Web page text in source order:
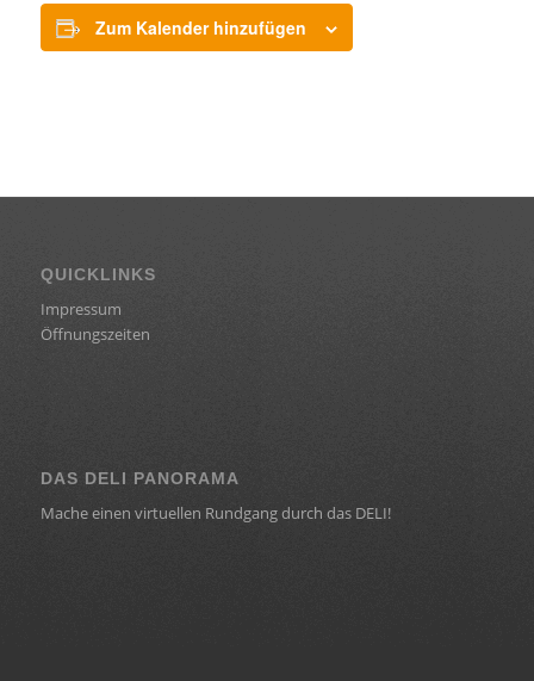
Zum Kalender hinzufügen
QUICKLINKS
Impressum
Öffnungszeiten
DAS DELI PANORAMA
Mache einen virtuellen Rundgang durch das DELI!